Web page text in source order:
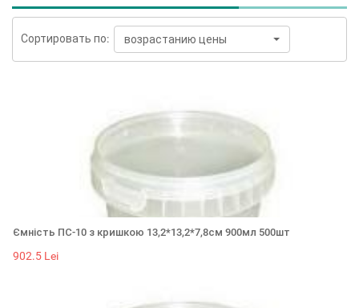
Сортировать по: возрастанию цены
Ємність ПС-10 з кришкою 13,2*13,2*7,8см 900мл 500шт
902.5 Lei